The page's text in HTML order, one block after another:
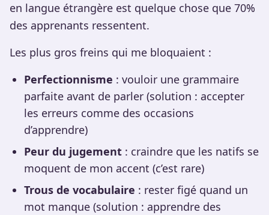
en langue étrangère est quelque chose que 70%
des apprenants ressentent.
Les plus gros freins qui me bloquaient :
Perfectionnisme : vouloir une grammaire
parfaite avant de parler (solution : accepter
les erreurs comme des occasions
d’apprendre)
Peur du jugement : craindre que les natifs se
moquent de mon accent (c’est rare)
Trous de vocabulaire : rester figé quand un
mot manque (solution : apprendre des